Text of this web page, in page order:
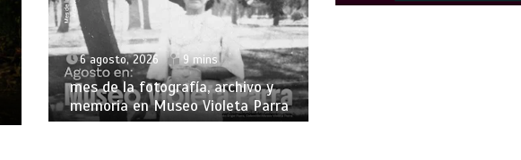
6 agosto, 2026 9 mins
mes de la fotografía, archivo y
memoria en Museo Violeta Parra